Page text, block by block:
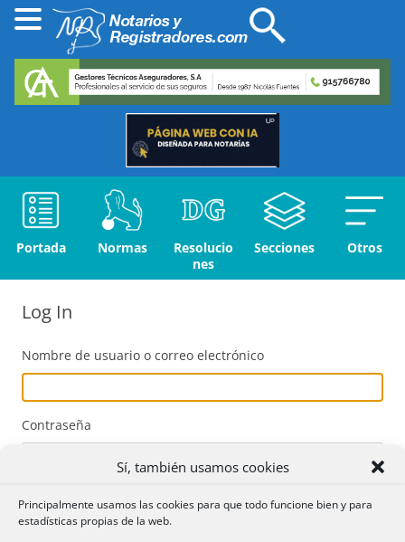
Sí, también usamos cookies
Principalmente usamos las cookies para que todo funcione bien y para
estadísticas propias de la web.
Portada Normas
Resolucio
nes
Secciones Otros
Log In
Nombre de usuario o correo electrónico
Contraseña